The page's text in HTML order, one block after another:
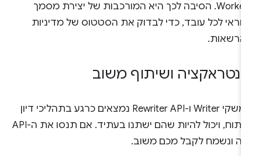
Workers. הסיבה לכך היא המורכבות של יצירת מסמך
לכל עובד, כדי לבדוק את הסטטוס של מדיניות
ושיתוף משוב
ממשקי Writer ו-Rewriter API נמצאים כרגע בתהליכי דיון
ופיתוח, ויכול להיות שהם ישתנו בעתיד. אם תנסו את ה-API
ונשמח לקבל מכם משוב.